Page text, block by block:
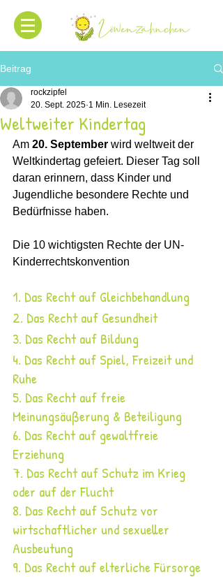
Beitrag
Weltweiter Kindertag
rockzipfel
20. Sept. 2025 1 Min. Lesezeit
Am 20. September wird weltweit der
Weltkindertag gefeiert. Dieser Tag soll
daran erinnern, dass Kinder und
Jugendliche besondere Rechte und
Bedürfnisse haben.
Die 10 wichtigsten Rechte der UN-
Kinderrechtskonvention
1. Das Recht auf Gleichbehandlung
2. Das Recht auf Gesundheit
3. Das Recht auf Bildung
4. Das Recht auf Spiel, Freizeit und
Ruhe
5. Das Recht auf freie
Meinungsäußerung & Beteiligung
6. Das Recht auf gewaltfreie
Erziehung
7. Das Recht auf Schutz im Krieg
oder auf der Flucht
8. Das Recht auf Schutz vor
wirtschaftlicher und sexueller
Ausbeutung
9. Das Recht auf elterliche Fürsorge